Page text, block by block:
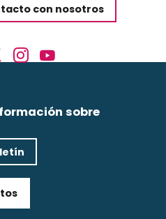
con nosotros
sobre